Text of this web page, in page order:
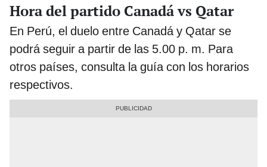
Hora del partido Canadá vs Qatar
En Perú, el duelo entre Canadá y Qatar se
podrá seguir a partir de las 5.00 p. m. Para
otros países, consulta la guía con los horarios
respectivos.